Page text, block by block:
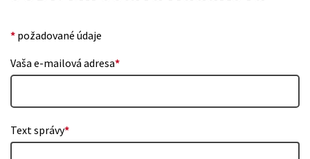
* požadované údaje
Vaša e-mailová adresa*
Text správy*